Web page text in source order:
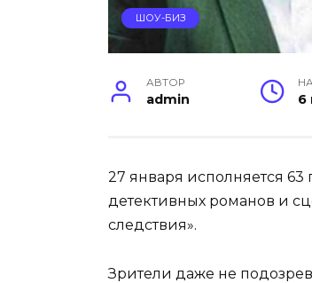
ШОУ-БИЗ
АВТОР
admin 6
27 января исполняется 63
детективных романов и
следствия».
Зрители даже не